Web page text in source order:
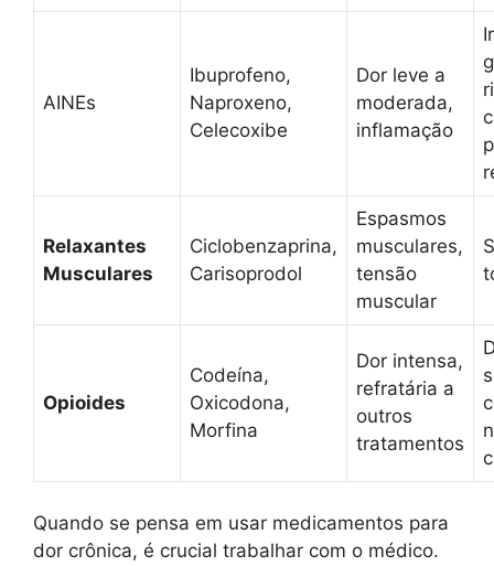
AINEs
Ibuprofeno,
Naproxeno,
Celecoxibe
Dor leve a
moderada,
inflamação
Relaxantes
Musculares
Ciclobenzaprina,
Carisoprodol
Espasmos
musculares,
tensão
muscular
Opioides
Codeína,
Oxicodona,
Morfina
Dor intensa,
refratária a
outros
tratamentos
Quando se pensa em usar medicamentos para
dor crônica, é crucial trabalhar com o médico.